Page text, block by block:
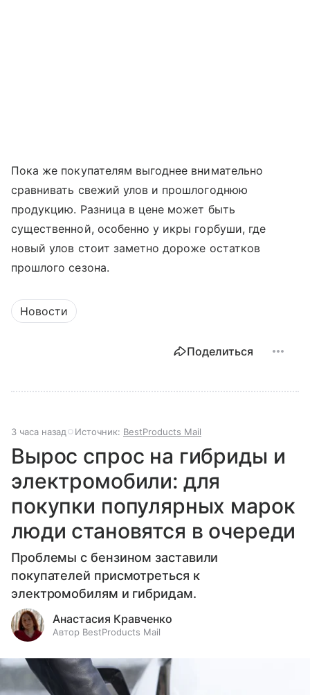
Пока же покупателям выгоднее внимательно
сравнивать свежий улов и прошлогоднюю
продукцию. Разница в цене может быть
существенной, особенно у икры горбуши, где
новый улов стоит заметно дороже остатков
прошлого сезона.
Новости
Поделиться
3 часа назад Источник: BestProducts Mail
Вырос спрос на гибриды и
электромобили: для
покупки популярных марок
люди становятся в очереди
Проблемы с бензином заставили
покупателей присмотреться к
электромобилям и гибридам.
Анастасия Кравченко
Автор BestProducts Mail